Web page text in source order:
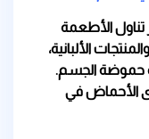
تناول الأطعمة
الألبانية،
حموضة الجسم.
الأحماض في